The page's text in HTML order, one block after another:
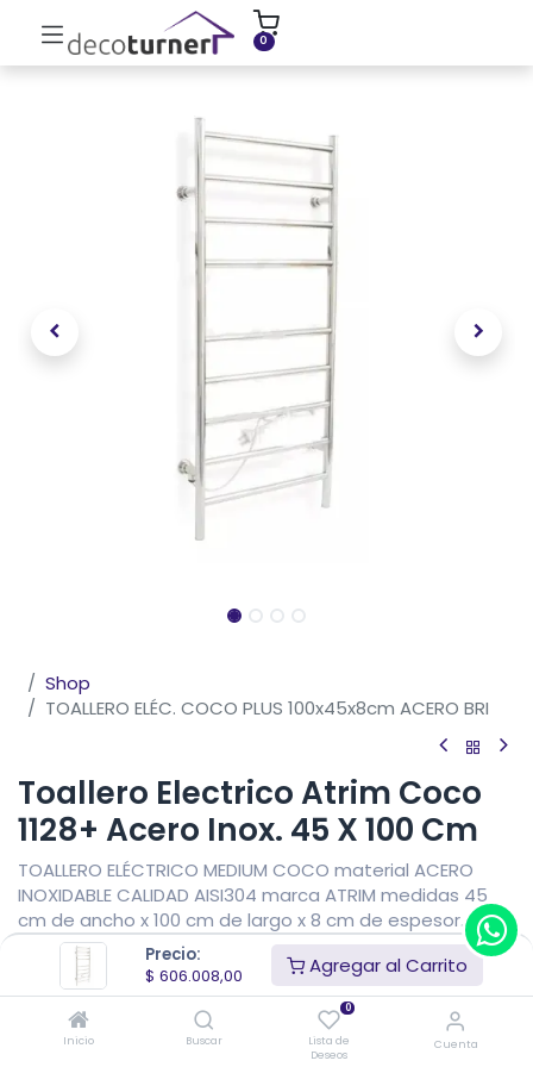
Precio:
$ 606.008,00 Agregar al Carrito
Inicio Buscar
0
Lista de
Deseos
Cuenta
0
Shop
TOALLERO ELÉC. COCO PLUS 100x45x8cm ACERO BRI
Toallero Electrico Atrim Coco
1128+ Acero Inox. 45 X 100 Cm
TOALLERO ELÉCTRICO MEDIUM COCO material ACERO
INOXIDABLE CALIDAD AISI304 marca ATRIM medidas 45
cm de ancho x 100 cm de largo x 8 cm de espesor.
606.008,00 $712.950,59 IVA Incluido (15% OFF)
Precio sin impuestos nacionales$589.215,36 $500.833,06
Añadir al carrito